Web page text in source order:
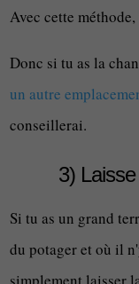
Avec cette
Donc si tu as la
un autre
conseillerai.
3)
Si tu as un grand
du potager et où il